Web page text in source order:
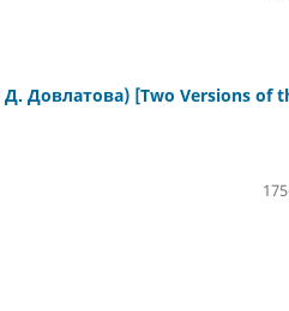
Довлатова) [Two Versions of